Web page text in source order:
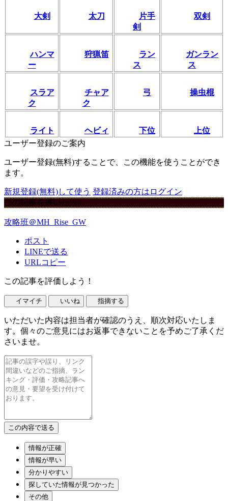
大剣 太刀
片手
剣
双剣
ハンマ
ー
狩猟笛
ラン
ス
ガンラン
ス
スラア
ク
チャア
ク
弓 操虫棍
ライト ヘビィ 下位
上位
ユーザー登録のご案内
ユーザー登録(無料)することで、この機能を使うことができ
ます。
新規登録(無料)して使う 登録済みの方はログイン
この記事を書いた人
攻略班＠MH_Rise_GW
ポスト
LINEで送る
URLコピー
この記事を評価しよう！
イマイチ いいね 指摘する
いただいた内容は担当者が確認のうえ、順次対応いたしま
す。個々のご意見にはお返事できないことを予めご了承くだ
さいませ。
情報が正確
情報が早い
分かりやすい
探していた情報が見つかった
その他